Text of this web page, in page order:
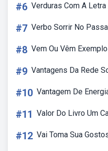
#6 Verduras Com A Letra
#7 Verbo Sorrir No
#8 Vem Ou Vêm
#9 Vantagens Da Rede
#10 Vantagem De
#11 Valor Do Livro Um
#12 Vai Toma Sua